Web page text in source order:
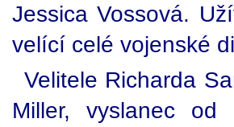
Jessica Vossová.
velící celé vojenské
Velitele Richarda
Miller, vyslanec od